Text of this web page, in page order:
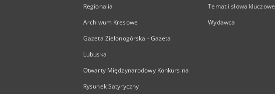
Regionalia
Archiwum Kresowe
Gazeta Zielonogórska - Gazeta
Lubuska
Otwarty Międzynarodowy Konkurs na
Rysunek Satyryczny
Temat i słowa kluczowe
Wydawca